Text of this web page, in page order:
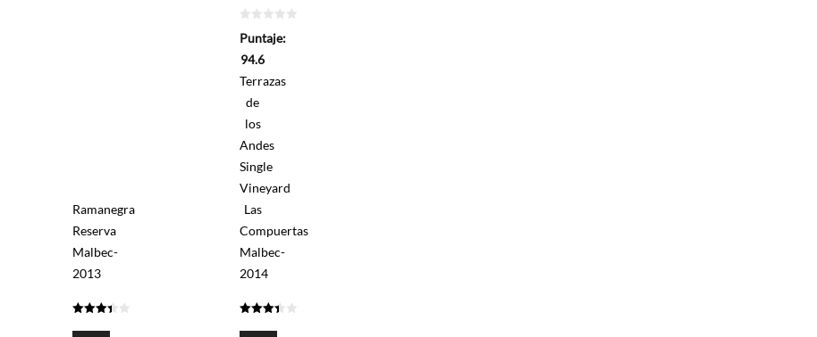
Ramanegra
Reserva
Malbec-
2013
de
Puntaje:
94.6
Terrazas
de
los
Andes
Single
Vineyard
Las
Compuertas
Malbec-
2014